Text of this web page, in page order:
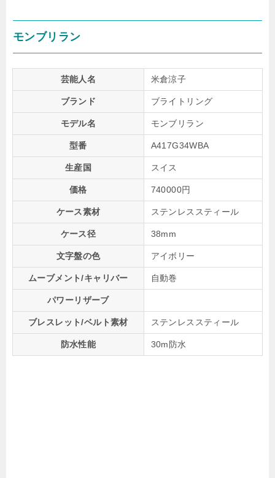
モンブリラン
芸能人名 米倉涼子
ブランド ブライトリング
モデル名 モンブリラン
型番 A417G34WBA
生産国 スイス
価格 740000円
ケース素材 ステンレススティール
ケース径 38mm
文字盤の色 アイボリー
ムーブメント/キャリバー 自動巻
パワーリザーブ
ブレスレット/ベルト素材 ステンレススティール
防水性能 30m防水